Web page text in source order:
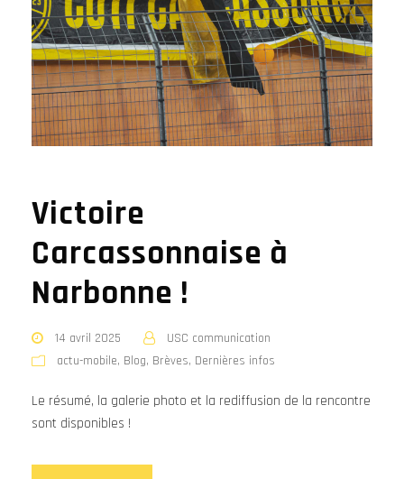
Victoire
Carcassonnaise à
Narbonne !
14 avril 2025
USC communication
actu-mobile, Blog, Brèves, Dernières infos
Le résumé, la galerie photo et la rediffusion de la rencontre
sont disponibles !